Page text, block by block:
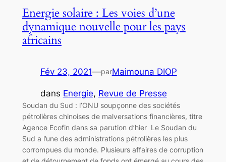
Energie solaire : Les voies d’une
dynamique nouvelle pour les pays
africains
Fév 23, 2021—parMaimouna DIOP
dans Energie, Revue de Presse
Soudan du Sud : l’ONU soupçonne des sociétés
pétrolières chinoises de malversations financières, titre
Agence Ecofin dans sa parution d’hier Le Soudan du
Sud a l’une des administrations pétrolières les plus
corrompues du monde. Plusieurs affaires de corruption